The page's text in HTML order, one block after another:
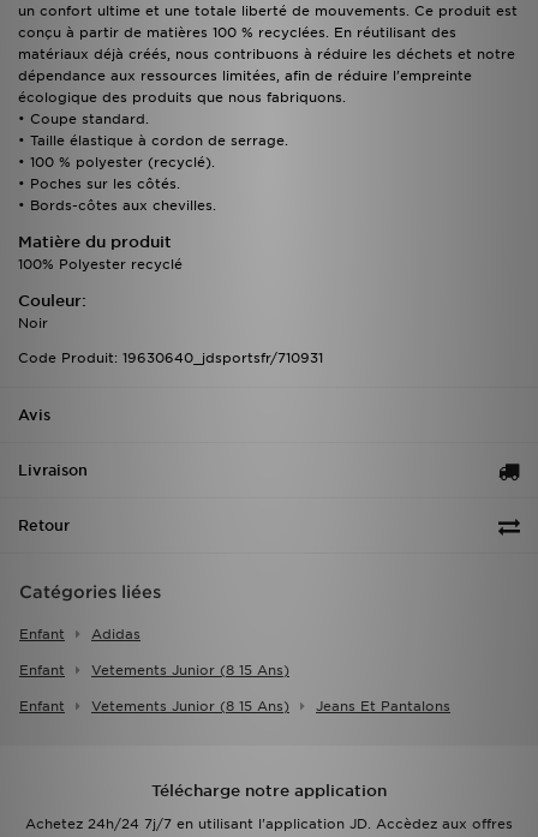
un confort ultime et une totale liberté de mouvements. Ce produit est
conçu à partir de matières 100 % recyclées. En réutilisant des
matériaux déjà créés, nous contribuons à réduire les déchets et notre
dépendance aux ressources limitées, afin de réduire l'empreinte
écologique des produits que nous fabriquons.
• Coupe standard.
• Taille élastique à cordon de serrage.
• 100 % polyester (recyclé).
• Poches sur les côtés.
• Bords-côtes aux chevilles.
Matière du produit
100% Polyester recyclé
Couleur:
Noir
Code Produit: 19630640_jdsportsfr/710931
Avis
Livraison
Retour
Catégories liées
Enfant Adidas
Enfant Vetements Junior (8 15 Ans)
Enfant Vetements Junior (8 15 Ans) Jeans Et Pantalons
Télécharge notre application
Achetez 24h/24 7j/7 en utilisant l'application JD. Accèdez aux offres